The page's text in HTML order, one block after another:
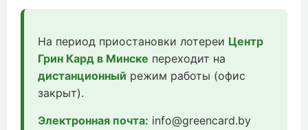
На период приостановки лотереи Центр
Грин Кард в Минске переходит на
дистанционный режим работы (офис
закрыт).
Электронная почта: info@greencard.by